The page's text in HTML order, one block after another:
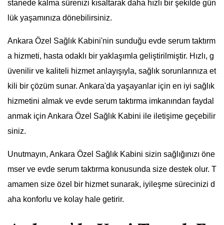
stanede kalma sürenizi kısaltarak daha hızlı bir şekilde gün
lük yaşamınıza dönebilirsiniz.
Ankara Özel Sağlık Kabini'nin sunduğu evde serum taktırm
a hizmeti, hasta odaklı bir yaklaşımla geliştirilmiştir. Hızlı, g
üvenilir ve kaliteli hizmet anlayışıyla, sağlık sorunlarınıza et
kili bir çözüm sunar. Ankara'da yaşayanlar için en iyi sağlık
hizmetini almak ve evde serum taktırma imkanından faydal
anmak için Ankara Özel Sağlık Kabini ile iletişime geçebilir
siniz.
Unutmayın, Ankara Özel Sağlık Kabini sizin sağlığınızı öne
mser ve evde serum taktırma konusunda size destek olur. T
amamen size özel bir hizmet sunarak, iyileşme sürecinizi d
aha konforlu ve kolay hale getirir.